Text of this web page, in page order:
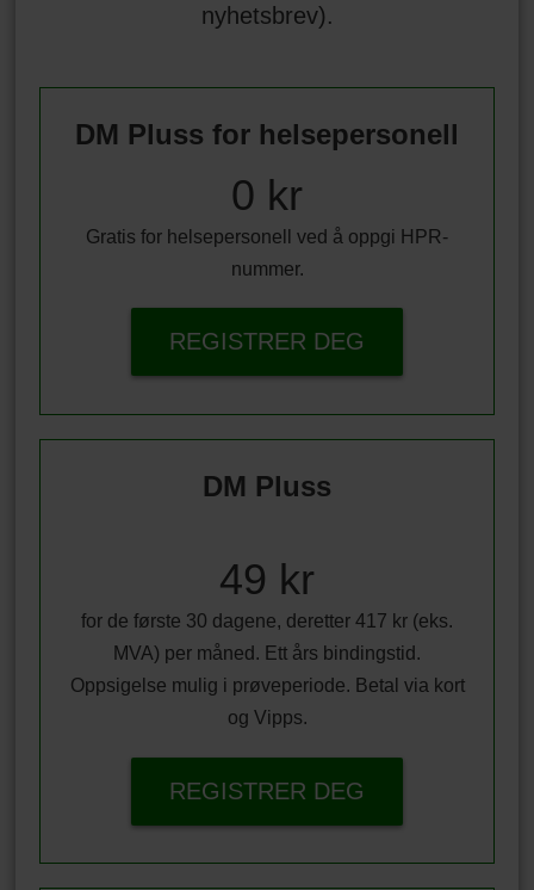
nyhetsbrev).
DM Pluss for helsepersonell
0 kr
Gratis for helsepersonell ved å oppgi HPR-
nummer.
REGISTRER DEG
DM Pluss
49 kr
for de første 30 dagene, deretter 417 kr (eks.
MVA) per måned. Ett års bindingstid.
Oppsigelse mulig i prøveperiode. Betal via kort
og Vipps.
REGISTRER DEG